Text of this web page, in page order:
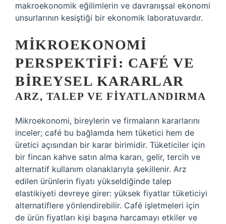
makroekonomik eğilimlerin ve davranışsal ekonomi
unsurlarının kesiştiği bir ekonomik laboratuvardır.
MIKROEKONOMI
PERSPEKTIFI: CAFÉ VE
BIREYSEL KARARLAR
ARZ, TALEP VE FIYATLANDIRMA
Mikroekonomi, bireylerin ve firmaların kararlarını
inceler; café bu bağlamda hem tüketici hem de
üretici açısından bir karar birimidir. Tüketiciler için
bir fincan kahve satın alma kararı, gelir, tercih ve
alternatif kullanım olanaklarıyla şekillenir. Arz
edilen ürünlerin fiyatı yükseldiğinde talep
elastikiyeti devreye girer: yüksek fiyatlar tüketiciyi
alternatiflere yönlendirebilir. Café işletmeleri için
de ürün fiyatları kişi başına harcamayı etkiler ve